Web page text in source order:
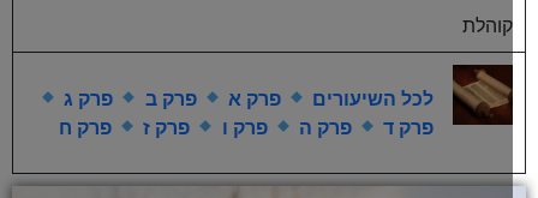
קוהלת
לכל השיעורים פרק א פרק ב
פרק ג
פרק ד
פרק ה פרק ו פרק ז פרק ח